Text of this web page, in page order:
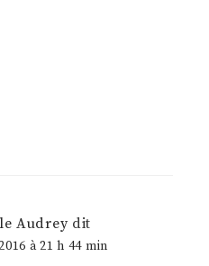
Audrey dit
à 21 h 44 min